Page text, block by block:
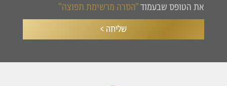
את הטופס שבעמוד"הסרה מרשימת תפוצה"
שליחה >